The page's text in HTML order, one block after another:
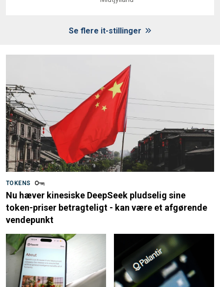
Se flere it-stillinger
TOKENS
Nu hæver kinesiske DeepSeek pludselig sine
token-priser betragteligt - kan være et afgørende
vendepunkt